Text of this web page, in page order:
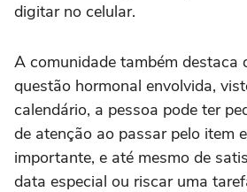
digitar no celular.
A comunidade também destaca
questão hormonal envolvida,
calendário, a pessoa pode ter
de atenção ao passar pelo item
importante, e até mesmo de
data especial ou riscar uma